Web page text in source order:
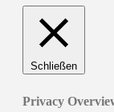
Schließen
Privacy